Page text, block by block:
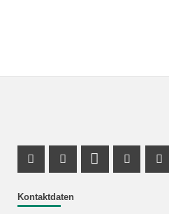
Kontaktdaten
Facebook Profil
X KanalLinkedIn